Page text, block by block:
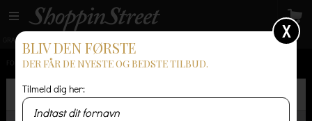
GRATIS LEVERING
FORSIDE / HERRE / T-SHIRT OG POLO / BASIC SOFT T-SHIRT
X
BLIV DEN FØRSTE
DER FÅR DE NYESTE OG BEDSTE TILBUD.
Tilmeld dig her: